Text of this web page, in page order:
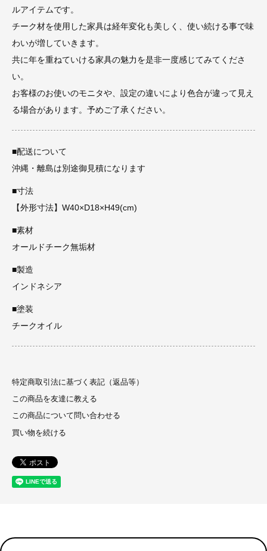
ルアイテムです。
チーク材を使用した家具は経年変化も美しく、使い続ける事で味
わいが増していきます。
共に年を重ねていける家具の魅力を是非一度感じてみてくださ
い。
お客様のお使いのモニタや、設定の違いにより色合が違って見え
る場合があります。予めご了承ください。
■配送について
沖縄・離島は別途御見積になります
■寸法
【外形寸法】W40×D18×H49(cm)
■素材
オールドチーク無垢材
■製造
インドネシア
■塗装
チークオイル
特定商取引法に基づく表記（返品等）
この商品を友達に教える
この商品について問い合わせる
買い物を続ける